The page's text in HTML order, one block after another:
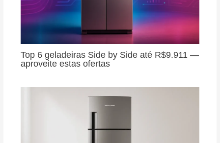
Top 6 geladeiras Side by Side até R$9.911 —
aproveite estas ofertas